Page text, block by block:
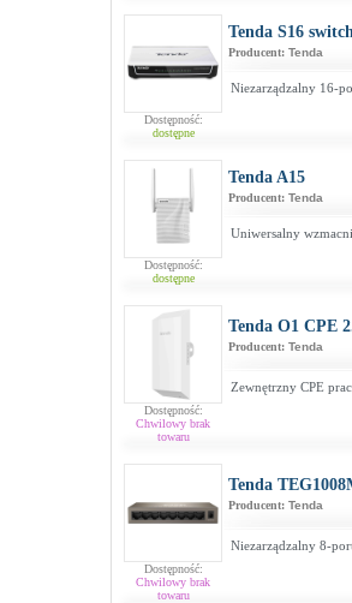
Dostępność:
dostępne
Tenda S16
Producent: Tenda
Niezarządzalny 16-
Dostępność:
dostępne
Tenda A15
Producent: Tenda
Uniwersalny
Dostępność:
Chwilowy brak
towaru
Tenda O1 CPE
Producent: Tenda
Zewnętrzny CPE
Dostępność:
Chwilowy brak
towaru
Tenda
Producent: Tenda
Niezarządzalny 8-